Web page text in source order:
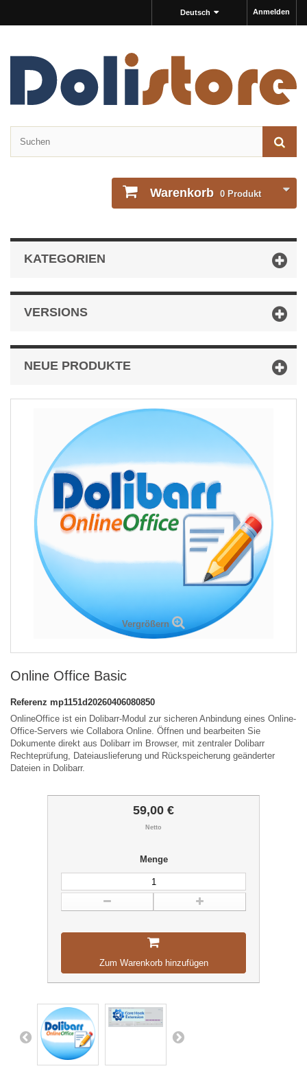
Anmelden
Deutsch
Warenkorb 0 Produkt
KATEGORIEN
VERSIONS
NEUE PRODUKTE
Vergrößern
Online Office Basic
Referenz mp1151d20260406080850
OnlineOffice ist ein Dolibarr-Modul zur sicheren Anbindung eines Online-
Office-Servers wie Collabora Online. Öffnen und bearbeiten Sie
Dokumente direkt aus Dolibarr im Browser, mit zentraler Dolibarr
Rechteprüfung, Dateiauslieferung und Rückspeicherung geänderter
Dateien in Dolibarr.
59,00 €
Netto
Menge
Zum Warenkorb hinzufügen